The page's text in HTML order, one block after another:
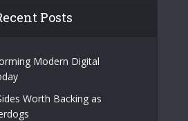
Posts
Modern Digital
Worth Backing as